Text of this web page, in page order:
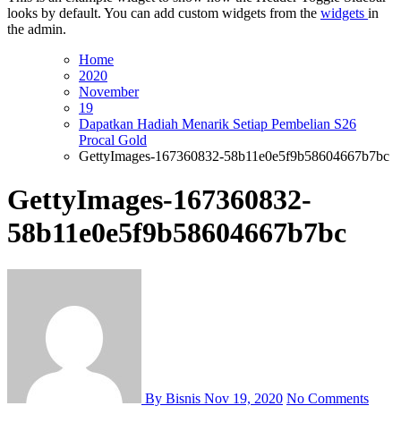
looks by default. You can add custom widgets from the widgets in
the admin.
Home
2020
November
19
Dapatkan Hadiah Menarik Setiap Pembelian S26
Procal Gold
GettyImages-167360832-58b11e0e5f9b58604667b7bc
GettyImages-167360832-
58b11e0e5f9b58604667b7bc
By Bisnis Nov 19, 2020 No Comments